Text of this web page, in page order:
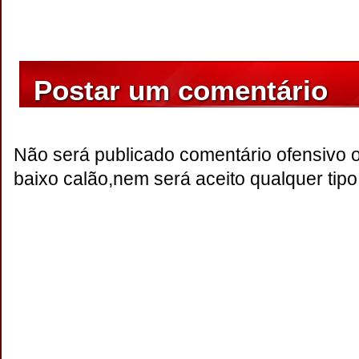
Postar um comentário
Não será publicado comentário ofensivo
baixo calão,nem será aceito qualquer